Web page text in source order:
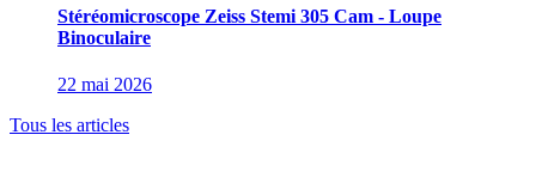
Stéréomicroscope Zeiss Stemi 305 Cam - Loupe
Binoculaire
22 mai 2026
Tous les articles